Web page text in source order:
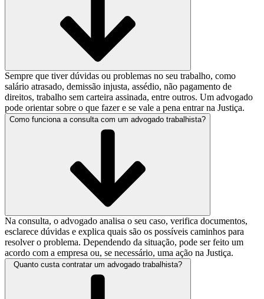
Sempre que tiver dúvidas ou problemas no seu trabalho, como
salário atrasado, demissão injusta, assédio, não pagamento de
direitos, trabalho sem carteira assinada, entre outros. Um advogado
pode orientar sobre o que fazer e se vale a pena entrar na Justiça.
Como funciona a consulta com um advogado trabalhista?
Na consulta, o advogado analisa o seu caso, verifica documentos,
esclarece dúvidas e explica quais são os possíveis caminhos para
resolver o problema. Dependendo da situação, pode ser feito um
acordo com a empresa ou, se necessário, uma ação na Justiça.
Quanto custa contratar um advogado trabalhista?